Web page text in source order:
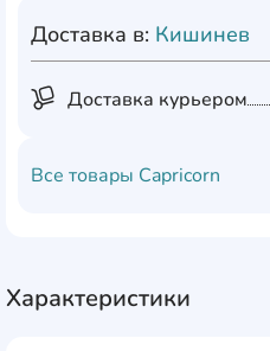
Доставка в: Кишинев
Доставка курьером
Все товары Capricorn
Характеристики